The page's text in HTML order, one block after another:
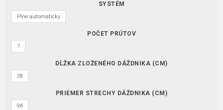
SYSTÉM
Plne automatický
POČET PRÚTOV
7
DĹŽKA ZLOŽENÉHO DÁŽDNIKA (CM)
28
PRIEMER STRECHY DÁŽDNIKA (CM)
96